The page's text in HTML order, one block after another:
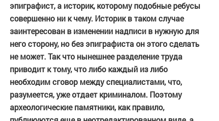
эпиграфист, а историк, которому подобные ребусы
совершенно ни к чему. Историк в таком случае
заинтересован в изменении надписи в нужную для
него сторону, но без эпиграфиста он этого сделать
не может. Так что нынешнее разделение труда
приводит к тому, что либо каждый из либо
необходим сговор между специалистами, что,
разумеется, уже отдает криминалом. Поэтому
археологические памятники, как правило,